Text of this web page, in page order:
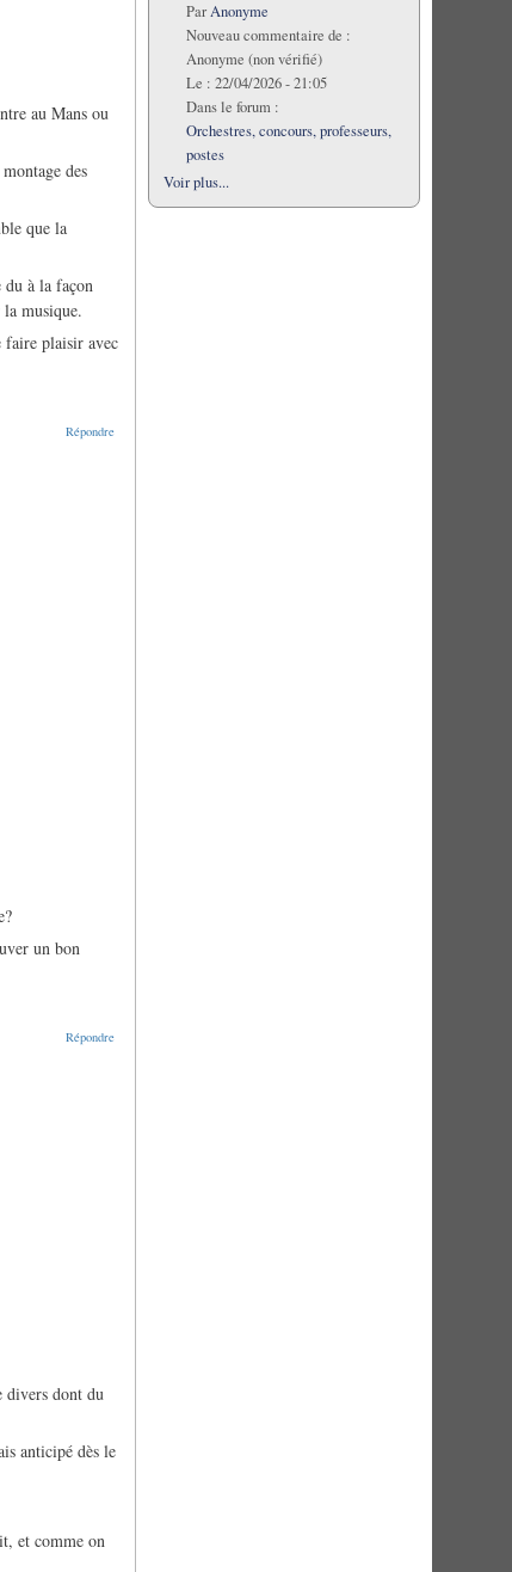
au Mans ou
des
que la
du à la façon
musique.
faire plaisir avec
Répondre
un bon
Répondre
divers dont du
anticipé dès le
et comme on
ParAnonyme
Nouveau commentaire de :
Anonyme (non vérifié)
Le : 22/04/2026 - 21:05
Dans le forum :
Orchestres, concours, professeurs,
postes
Voir plus...